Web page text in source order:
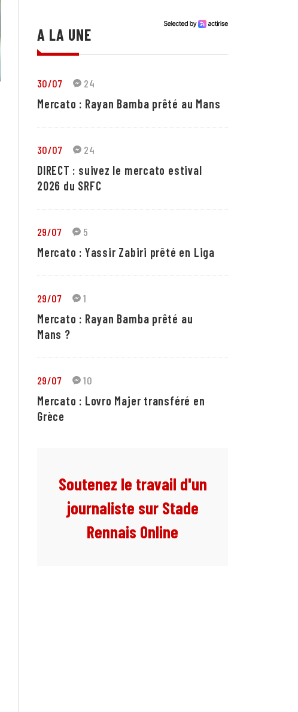
A LA UNE
30/07 24
Mercato : Rayan Bamba prêté au Mans
30/07 24
DIRECT : suivez le mercato estival
2026 du SRFC
29/07 5
Mercato : Yassir Zabiri prêté en Liga
29/07 1
Mercato : Rayan Bamba prêté au
Mans ?
29/07 10
Mercato : Lovro Majer transféré en
Grèce
Soutenez le travail d'un
journaliste sur Stade
Rennais Online